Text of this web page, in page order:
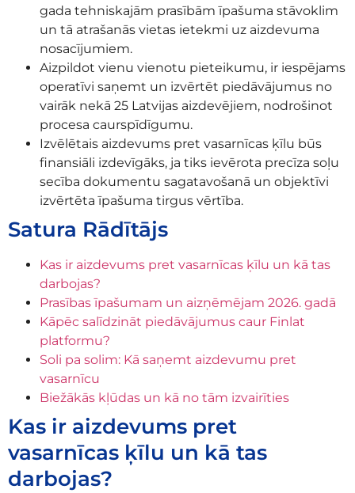
gada tehniskajām prasībām īpašuma stāvoklim
un tā atrašanās vietas ietekmi uz aizdevuma
nosacījumiem.
Aizpildot vienu vienotu pieteikumu, ir iespējams
operatīvi saņemt un izvērtēt piedāvājumus no
vairāk nekā 25 Latvijas aizdevējiem, nodrošinot
procesa caurspīdīgumu.
Izvēlētais aizdevums pret vasarnīcas ķīlu būs
finansiāli izdevīgāks, ja tiks ievērota precīza soļu
secība dokumentu sagatavošanā un objektīvi
izvērtēta īpašuma tirgus vērtība.
Satura Rādītājs
Kas ir aizdevums pret vasarnīcas ķīlu un kā tas
darbojas?
Prasības īpašumam un aizņēmējam 2026. gadā
Kāpēc salīdzināt piedāvājumus caur Finlat
platformu?
Soli pa solim: Kā saņemt aizdevumu pret
vasarnīcu
Biežākās kļūdas un kā no tām izvairīties
Kas ir aizdevums pret
vasarnīcas ķīlu un kā tas
darbojas?